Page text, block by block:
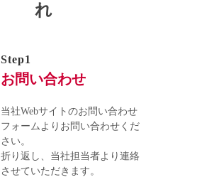
れ
Step1
お問い合わせ
当社Webサイトのお問い合わせ
フォームよりお問い合わせくだ
さい。
折り返し、当社担当者より連絡
させていただきます。